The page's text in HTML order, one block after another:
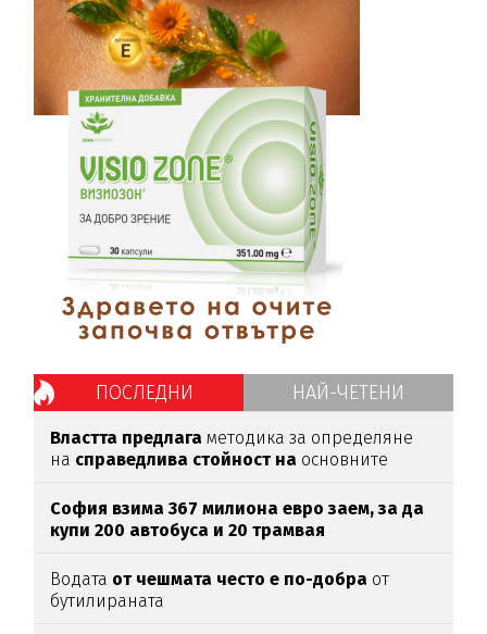
ПОСЛЕДНИ НАЙ-ЧЕТЕНИ
Властта предлага методика за определяне
на справедлива стойност на основните
София взима 367 милиона евро заем, за да
купи 200 автобуса и 20 трамвая
Водата от чешмата често е по-добра от
бутилираната